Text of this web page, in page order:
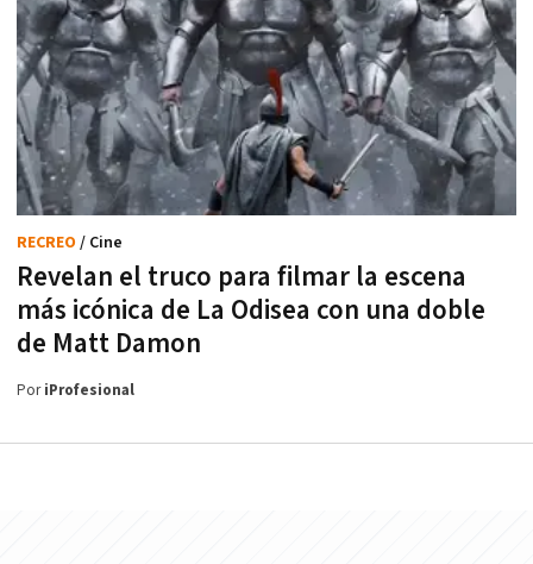
Revelan el truco para filmar la escena
más icónica de La Odisea con una doble
de Matt Damon
RECREO / Cine
PoriProfesional